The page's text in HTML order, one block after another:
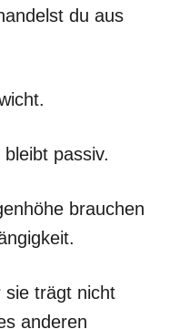
du aus
passiv.
brauchen
sie trägt nicht
anderen